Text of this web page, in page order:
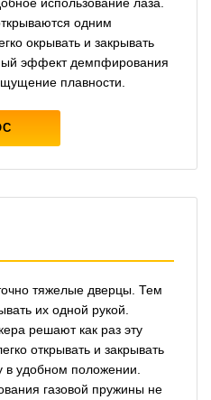
одним
окрывать и закрывать
эффект демпфирования
плавности.
тяжелые дверцы. Тем
их одной рукой.
решают как раз эту
открывать и закрывать
в удобном положении.
газовой пружины не